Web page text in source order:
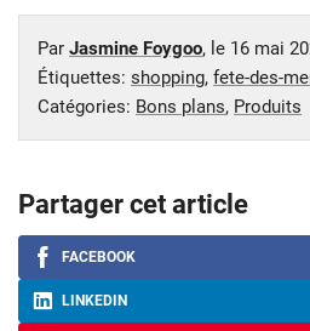
Par Jasmine Foygoo, le 16 mai
Étiquettes: shopping, fete-des-
Catégories: Bons plans, Produits
Partager cet article
FACEBOOK
LINKEDIN